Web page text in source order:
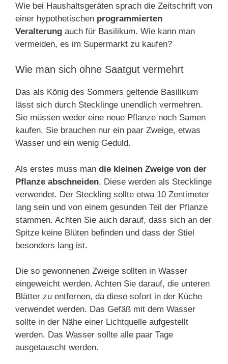
Wie bei Haushaltsgeräten sprach die Zeitschrift von
einer hypothetischen programmierten
Veralterung auch für Basilikum. Wie kann man
vermeiden, es im Supermarkt zu kaufen?
Wie man sich ohne Saatgut vermehrt
Das als König des Sommers geltende Basilikum
lässt sich durch Stecklinge unendlich vermehren.
Sie müssen weder eine neue Pflanze noch Samen
kaufen. Sie brauchen nur ein paar Zweige, etwas
Wasser und ein wenig Geduld.
Als erstes muss man die kleinen Zweige von der
Pflanze abschneiden. Diese werden als Stecklinge
verwendet. Der Steckling sollte etwa 10 Zentimeter
lang sein und von einem gesunden Teil der Pflanze
stammen. Achten Sie auch darauf, dass sich an der
Spitze keine Blüten befinden und dass der Stiel
besonders lang ist.
Die so gewonnenen Zweige sollten in Wasser
eingeweicht werden. Achten Sie darauf, die unteren
Blätter zu entfernen, da diese sofort in der Küche
verwendet werden. Das Gefäß mit dem Wasser
sollte in der Nähe einer Lichtquelle aufgestellt
werden. Das Wasser sollte alle paar Tage
ausgetauscht werden.